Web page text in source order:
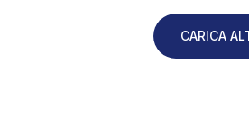
CARICA